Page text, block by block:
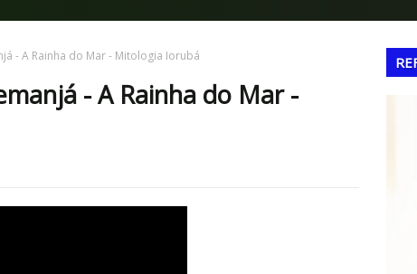
- A Rainha do Mar - Mitologia Iorubá
- A Rainha do Mar -